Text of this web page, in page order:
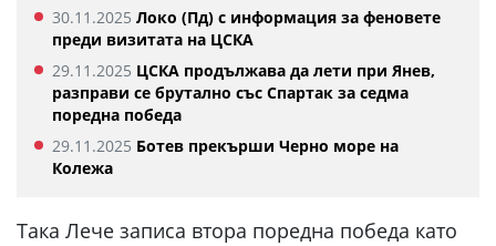
30.11.2025 Локо (Пд) с информация за феновете
преди визитата на ЦСКА
29.11.2025 ЦСКА продължава да лети при Янев,
разправи се брутално със Спартак за седма
поредна победа
29.11.2025 Ботев прекърши Черно море на
Колежа
Така Лече записа втора поредна победа като